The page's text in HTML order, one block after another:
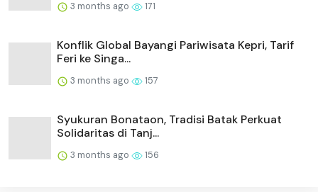
3 months ago 171
Konflik Global Bayangi Pariwisata Kepri, Tarif
Feri ke Singa...
3 months ago 157
Syukuran Bonataon, Tradisi Batak Perkuat
Solidaritas di Tanj...
3 months ago 156